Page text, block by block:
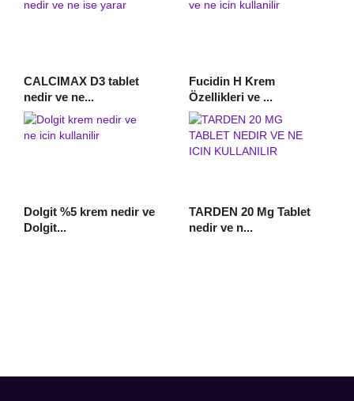
CALCIMAX D3 tablet
nedir ve ne...
Fucidin H Krem
Özellikleri ve ...
Dolgit %5 krem nedir ve
Dolgit...
TARDEN 20 Mg Tablet
nedir ve n...